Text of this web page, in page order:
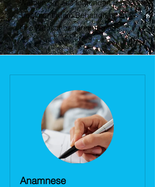
Wählen Sie aus folgenden Basic
Treatment Klein Behandlungen
Ihre Wunschbehandlung aus.
Anamnese